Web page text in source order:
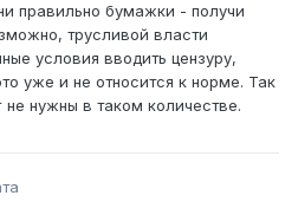
правильно бумажки - получи
трусливой власти
условия вводить цензуру,
уже и не относится к норме. Так
нужны в таком количестве.